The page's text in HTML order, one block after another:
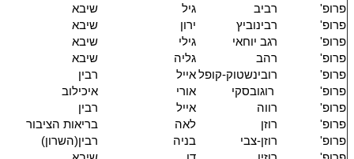
פרופ'
רביב גיל
שיבא
פרופ'
רבינוביץ ירון
שיבא
פרופ'
רגב יוחאי גילי
שיבא
פרופ'
רהב גליה
שיבא
פרופ'
רובינשטוק-קופלאייל
רבין
פרופ'
רוגובסקי אורי
איכילוב
פרופ'
רווה אייל
רבין
פרופ'
רוזן לאה
בריאות הציבור
פרופ'
רוזן-צבי בניה
רבין(השרון)